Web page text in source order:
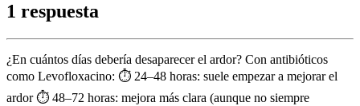
1 respuesta
¿En cuántos días debería desaparecer el ardor? Con antibióticos
como Levofloxacino: ⏱ 24–48 horas: suele empezar a mejorar el
ardor ⏱ 48–72 horas: mejora más clara (aunque no siempre